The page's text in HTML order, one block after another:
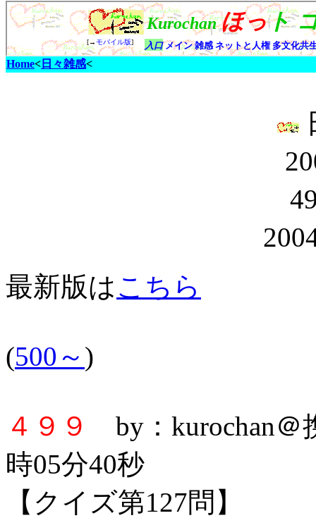
Home< 日々雑感<
最新版はこちら
(500～ )
４９９
by：kurochan
時05分40秒
【クイズ第127問】